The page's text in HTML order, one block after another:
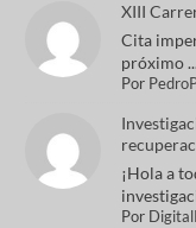
XIII
Cita
próximo ...
Por
¡Hola a
Por